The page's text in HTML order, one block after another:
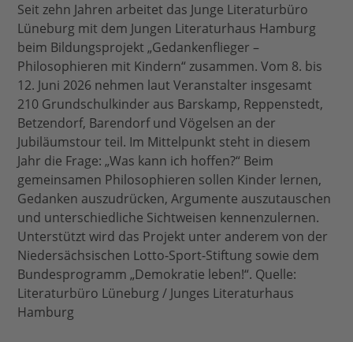
Seit zehn Jahren arbeitet das Junge Literaturbüro
Lüneburg mit dem Jungen Literaturhaus Hamburg
beim Bildungsprojekt „Gedankenflieger –
Philosophieren mit Kindern“ zusammen. Vom 8. bis
12. Juni 2026 nehmen laut Veranstalter insgesamt
210 Grundschulkinder aus Barskamp, Reppenstedt,
Betzendorf, Barendorf und Vögelsen an der
Jubiläumstour teil. Im Mittelpunkt steht in diesem
Jahr die Frage: „Was kann ich hoffen?“ Beim
gemeinsamen Philosophieren sollen Kinder lernen,
Gedanken auszudrücken, Argumente auszutauschen
und unterschiedliche Sichtweisen kennenzulernen.
Unterstützt wird das Projekt unter anderem von der
Niedersächsischen Lotto-Sport-Stiftung sowie dem
Bundesprogramm „Demokratie leben!“. Quelle:
Literaturbüro Lüneburg / Junges Literaturhaus
Hamburg